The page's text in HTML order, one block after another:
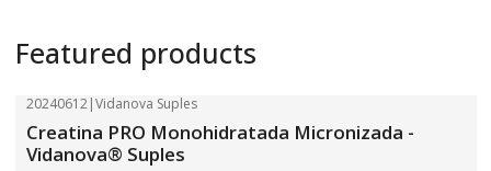
Featured products
-18% OFF
20240612|Vidanova Suples
Creatina PRO Monohidratada Micronizada -
Vidanova® Suples